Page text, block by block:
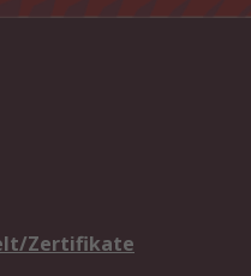
Zertifikate